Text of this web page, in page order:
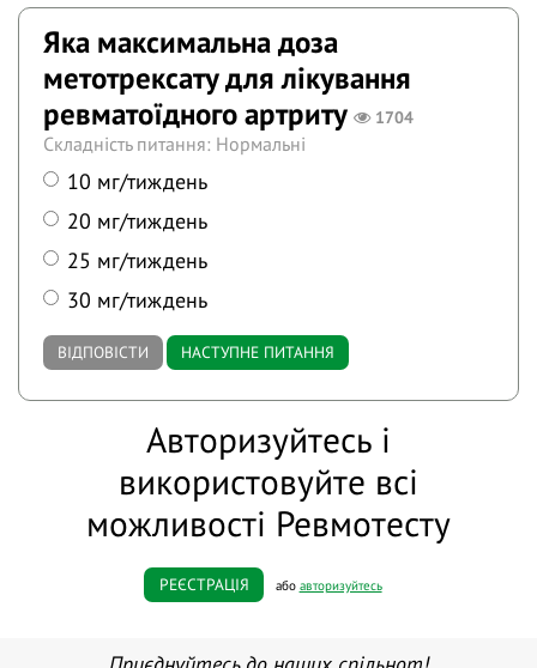
Яка максимальна доза
метотрексату для лікування
ревматоїдного артриту
1704
Складність питання: Нормальні
10 мг/тиждень
20 мг/тиждень
25 мг/тиждень
30 мг/тиждень
ВІДПОВІСТИ НАСТУПНЕ ПИТАННЯ
Авторизуйтесь і
використовуйте всі
можливості Ревмотесту
РЕЄСТРАЦІЯ або авторизуйтесь